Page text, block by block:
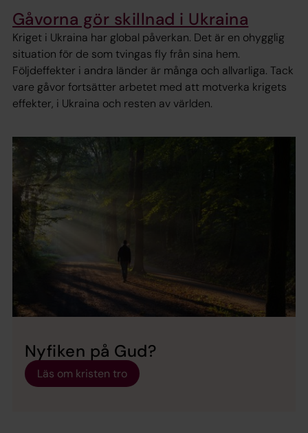
Gåvorna gör skillnad i Ukraina
Kriget i Ukraina har global påverkan. Det är en ohygglig
situation för de som tvingas fly från sina hem.
Följdeffekter i andra länder är många och allvarliga. Tack
vare gåvor fortsätter arbetet med att motverka krigets
effekter, i Ukraina och resten av världen.
Nyfiken på Gud?
Läs om kristen tro